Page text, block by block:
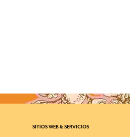
SITIOS WEB & SERVICIOS